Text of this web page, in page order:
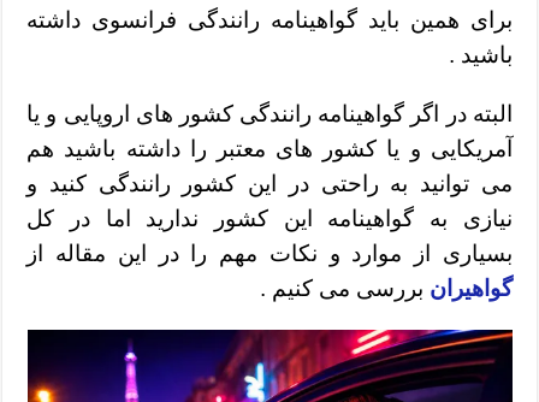
برای همین باید گواهینامه رانندگی فرانسوی داشته
باشید .
البته در اگر گواهینامه رانندگی کشور های اروپایی و یا
آمریکایی و یا کشور های معتبر را داشته باشید هم
می توانید به راحتی در این کشور رانندگی کنید و
نیازی به گواهینامه این کشور ندارید اما در کل
بسیاری از موارد و نکات مهم را در این مقاله از
گواهیران بررسی می کنیم .